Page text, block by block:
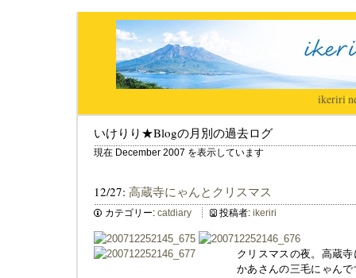
ikeriri|
いけりり★Blogの月別の過去ログ
現在 December 2007 を表示しています
12/27: 高蔵寺にゃんとクリスマス
カテゴリー: catdiary 投稿者: ikeriri
クリスマスの夜。高蔵
かあさんの三毛にゃん